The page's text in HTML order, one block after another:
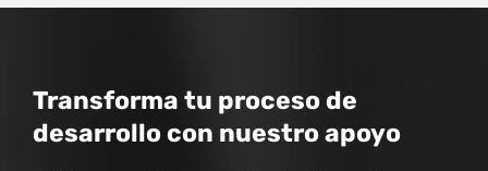
Transforma tu proceso de
desarrollo con nuestro apoyo